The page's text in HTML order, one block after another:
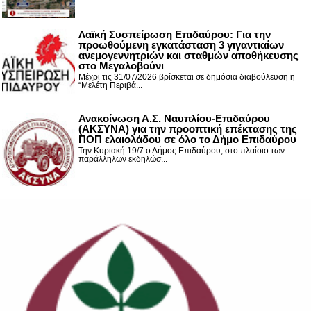
Λαϊκή Συσπείρωση Επιδαύρου: Για την
προωθούμενη εγκατάσταση 3 γιγαντιαίων
ανεμογεννητριών και σταθμών αποθήκευσης
στο Μεγαλοβούνι
Μέχρι τις 31/07/2026 βρίσκεται σε δημόσια διαβούλευση η
“Μελέτη Περιβά...
Ανακοίνωση Α.Σ. Ναυπλίου-Επιδαύρου
(ΑΚΣΥΝΑ) για την προοπτική επέκτασης της
ΠΟΠ ελαιολάδου σε όλο το Δήμο Επιδαύρου
Την Κυριακή 19/7 ο Δήμος Επιδαύρου, στο πλαίσιο των
παράλληλων εκδηλώσ...